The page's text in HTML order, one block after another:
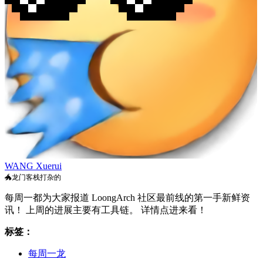
WANG Xuerui
🐲龙门客栈打杂的
每周一都为大家报道 LoongArch 社区最前线的第一手新鲜资
讯！ 上周的进展主要有工具链。 详情点进来看！
标签：
每周一龙